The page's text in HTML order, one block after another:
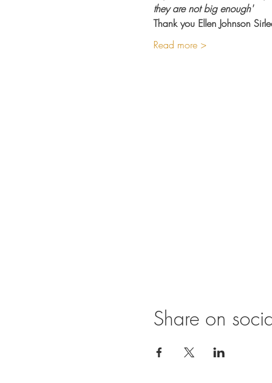
they are not big enough'
Thank you Ellen Johnson
Read more >
Share on